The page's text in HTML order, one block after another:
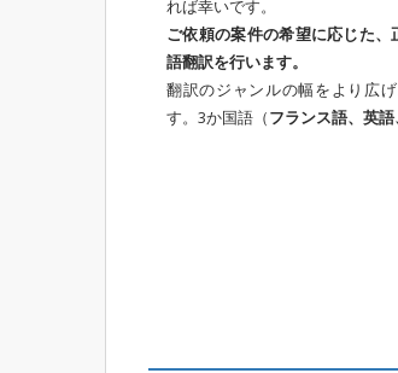
れば幸いです。
ご依頼の案件の希望に応じた
語翻訳を行います。
翻訳のジャンルの幅をより広
す。3か国語（フランス語、英